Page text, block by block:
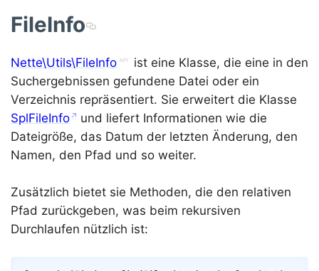
FileInfo
Nette\Utils\FileInfo
ist eine Klasse, die eine in den
Suchergebnissen gefundene Datei oder ein
Verzeichnis repräsentiert. Sie erweitert die Klasse
SplFileInfo
und liefert Informationen wie die
Dateigröße, das Datum der letzten Änderung, den
Namen, den Pfad und so weiter.
Zusätzlich bietet sie Methoden, die den relativen
Pfad zurückgeben, was beim rekursiven
Durchlaufen nützlich ist: